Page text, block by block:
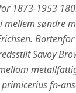
1873-1953
søndre
Savoy
fn-